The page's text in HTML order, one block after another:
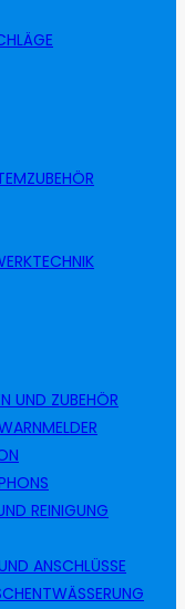
UND ZUBEHÖR
REINIGUNG
ANSCHLÜSSE